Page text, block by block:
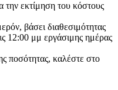
την εκτίμηση του κόστους
βάσει διαθεσιμότητας
12:00 μμ εργάσιμης ημέρας
ποσότητας, καλέστε στο